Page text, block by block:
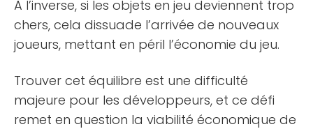
À l’inverse, si les objets en jeu deviennent trop
chers, cela dissuade l’arrivée de nouveaux
joueurs, mettant en péril l’économie du jeu.
Trouver cet équilibre est une difficulté
majeure pour les développeurs, et ce défi
remet en question la viabilité économique de